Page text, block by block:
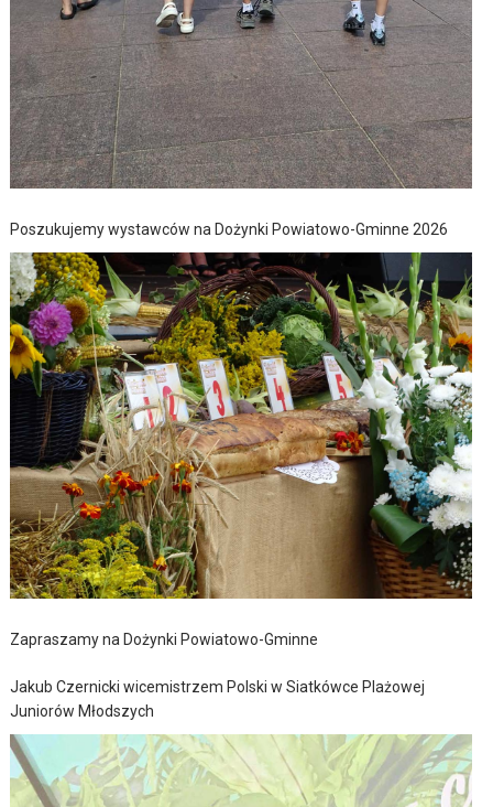
Poszukujemy wystawców na Dożynki Powiatowo-Gminne 2026
Zapraszamy na Dożynki Powiatowo-Gminne
Jakub Czernicki wicemistrzem Polski w Siatkówce Plażowej
Juniorów Młodszych